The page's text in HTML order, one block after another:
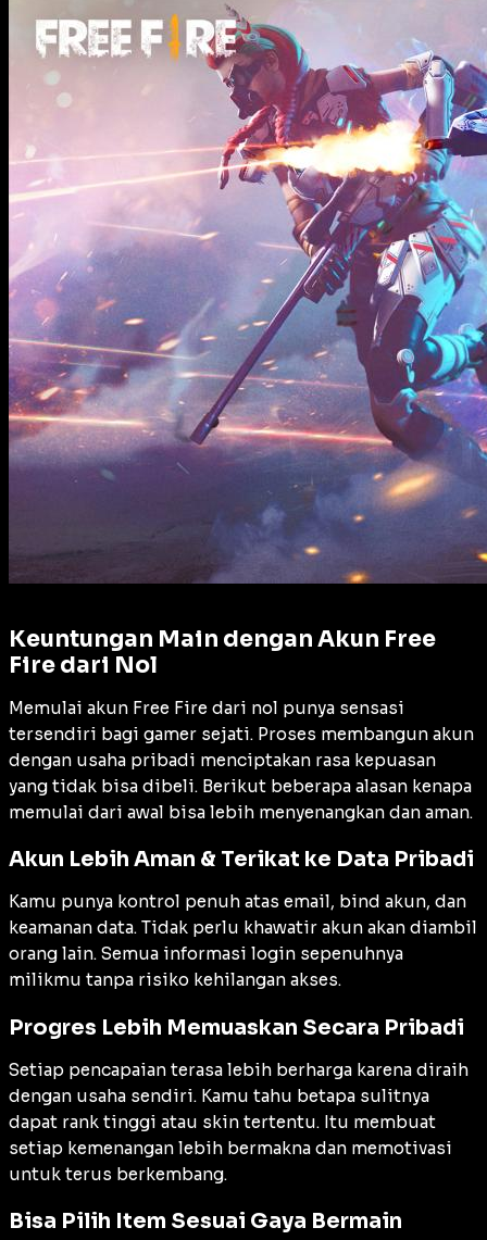
Keuntungan Main dengan Akun Free
Fire dari Nol
Memulai akun Free Fire dari nol punya sensasi
tersendiri bagi gamer sejati. Proses membangun akun
dengan usaha pribadi menciptakan rasa kepuasan
yang tidak bisa dibeli. Berikut beberapa alasan kenapa
memulai dari awal bisa lebih menyenangkan dan aman.
Akun Lebih Aman & Terikat ke Data Pribadi
Kamu punya kontrol penuh atas email, bind akun, dan
keamanan data. Tidak perlu khawatir akun akan diambil
orang lain. Semua informasi login sepenuhnya
milikmu tanpa risiko kehilangan akses.
Progres Lebih Memuaskan Secara Pribadi
Setiap pencapaian terasa lebih berharga karena diraih
dengan usaha sendiri. Kamu tahu betapa sulitnya
dapat rank tinggi atau skin tertentu. Itu membuat
setiap kemenangan lebih bermakna dan memotivasi
untuk terus berkembang.
Bisa Pilih Item Sesuai Gaya Bermain